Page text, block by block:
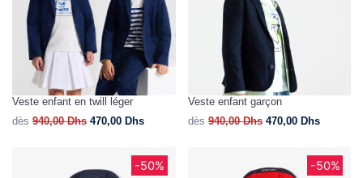
Veste enfant en twill léger
dès 940,00Dhs 470,00 Dhs
Veste enfant garçon
dès 940,00Dhs 470,00 Dhs
-50% -50%